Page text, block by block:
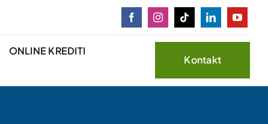
ONLINE KREDITI
Kontakt